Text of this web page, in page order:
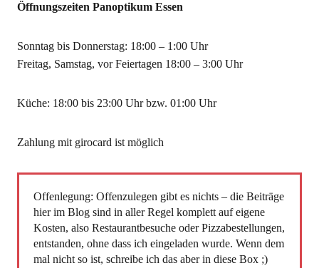
Öffnungszeiten Panoptikum Essen
Sonntag bis Donnerstag: 18:00 – 1:00 Uhr
Freitag, Samstag, vor Feiertagen 18:00 – 3:00 Uhr
Küche: 18:00 bis 23:00 Uhr bzw. 01:00 Uhr
Zahlung mit girocard ist möglich
Offenlegung: Offenzulegen gibt es nichts – die Beiträge
hier im Blog sind in aller Regel komplett auf eigene
Kosten, also Restaurantbesuche oder Pizzabestellungen,
entstanden, ohne dass ich eingeladen wurde. Wenn dem
mal nicht so ist, schreibe ich das aber in diese Box ;)